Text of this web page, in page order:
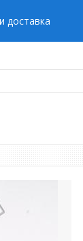
доставка